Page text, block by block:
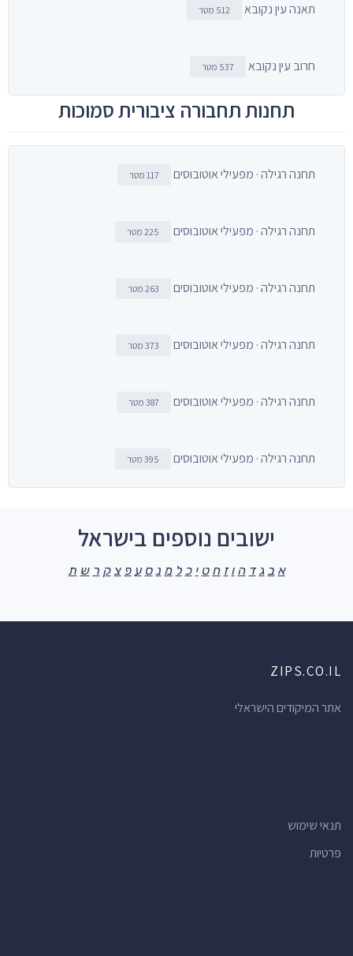
תאנה עין נקובא 512 מטר
חרוב עין נקובא 537 מטר
תחנות תחבורה ציבורית סמוכות
תחנה רגילה · מפעילי אוטובוסים 117 מטר
תחנה רגילה · מפעילי אוטובוסים 225 מטר
תחנה רגילה · מפעילי אוטובוסים 263 מטר
תחנה רגילה · מפעילי אוטובוסים 373 מטר
תחנה רגילה · מפעילי אוטובוסים 387 מטר
תחנה רגילה · מפעילי אוטובוסים 395 מטר
ישובים נוספים בישראל
א ב ג ד ה ו ז ח ט י כ ל מ נ ס ע פ צ ק ר ש ת
ZIPS.CO.IL
אתר המיקודים הישראלי
תנאי שימוש
פרטיות